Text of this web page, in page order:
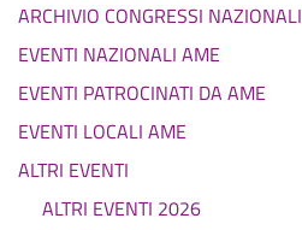
ARCHIVIO CONGRESSI NAZIONALI
EVENTI NAZIONALI AME
EVENTI PATROCINATI DA AME
EVENTI LOCALI AME
ALTRI EVENTI
ALTRI EVENTI 2026